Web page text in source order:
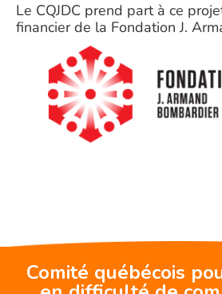
Le CQJDC prend part à ce
financier de la Fondation J.
Comité québécois